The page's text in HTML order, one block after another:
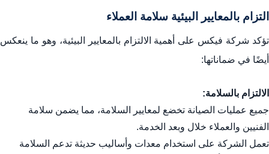
التزام بالمعايير البيئية سلامة العملاء
تؤكد شركة فيكس على أهمية الالتزام بالمعايير البيئية، وهو ما ينعكس
أيضًا في ضماناتها:
الالتزام بالسلامة:
جميع عمليات الصيانة تخضع لمعايير السلامة، مما يضمن سلامة
الفنيين والعملاء خلال وبعد الخدمة.
تعمل الشركة على استخدام معدات وأساليب حديثة تدعم السلامة